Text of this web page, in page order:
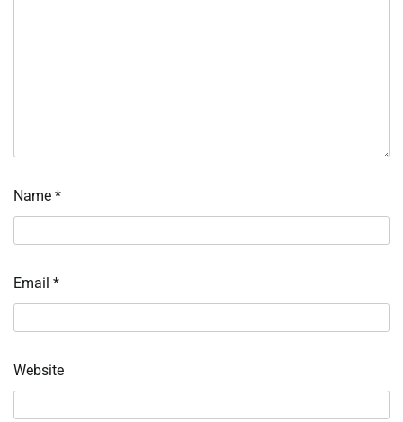
Name *
Email *
Website